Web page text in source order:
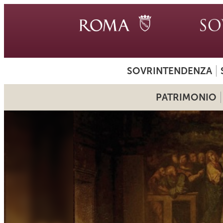
SOVRINTENDENZA
PATRIMONIO